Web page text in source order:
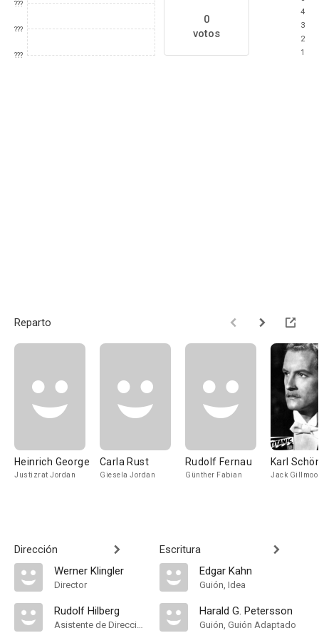
???
???
???
0
votos
4
3
2
1
Reparto
Heinrich George
Justizrat Jordan
Carla Rust
Giesela Jordan
Rudolf Fernau
Günther Fabian
Karl
Jack
Dirección
Werner Klingler
Director
Rudolf Hilberg
Asistente de Dirección
Escritura
Edgar Kahn
Guión, Idea
Harald G. Petersson
Guión, Guión Adaptado